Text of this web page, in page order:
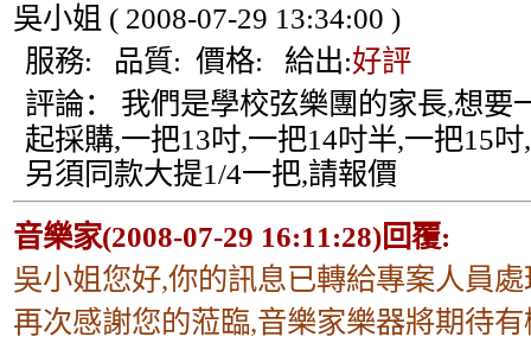
吳小姐 ( 2008-07-29 13:34:00 )
服務: 品質: 價格: 給出:好評
評論：
我們是學校弦樂團的家長,想要
起採購,一把13吋,一把14吋半,一把15吋,
另須同款大提1/4一把,請報價
音樂家(2008-07-29 16:11:28)回覆:
吳小姐您好,你的訊息已轉給專案人員處
再次感謝您的蒞臨,音樂家樂器將期待有